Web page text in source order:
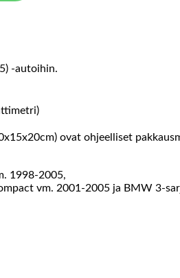
-autoihin.
ovat ohjeelliset
1998-2005,
vm. 2001-2005 ja BMW 3-